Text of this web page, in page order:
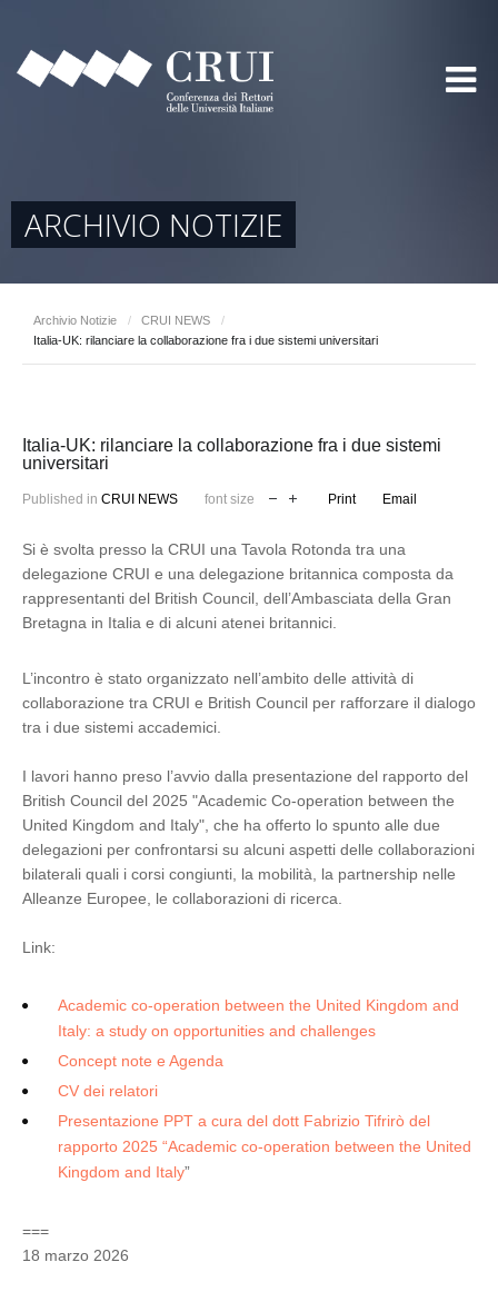
ARCHIVIO NOTIZIE
Archivio Notizie / CRUI NEWS
/
Italia-UK: rilanciare la collaborazione fra i due sistemi universitari
Italia-UK: rilanciare la collaborazione fra i due sistemi
universitari
Published in CRUI NEWS font size Print Email
Si è svolta presso la CRUI una Tavola Rotonda tra una
delegazione CRUI e una delegazione britannica composta da
rappresentanti del British Council, dell’Ambasciata della Gran
Bretagna in Italia e di alcuni atenei britannici.
L’incontro è stato organizzato nell’ambito delle attività di
collaborazione tra CRUI e British Council per rafforzare il dialogo
tra i due sistemi accademici.
I lavori hanno preso l’avvio dalla presentazione del rapporto del
British Council del 2025 "Academic Co-operation between the
United Kingdom and Italy", che ha offerto lo spunto alle due
delegazioni per confrontarsi su alcuni aspetti delle collaborazioni
bilaterali quali i corsi congiunti, la mobilità, la partnership nelle
Alleanze Europee, le collaborazioni di ricerca.
Link:
Academic co-operation between the United Kingdom and
Italy: a study on opportunities and challenges
Concept note e Agenda
CV dei relatori
Presentazione PPT a cura del dott Fabrizio Tifrirò del
rapporto 2025 “Academic co-operation between the United
Kingdom and Italy”
===
18 marzo 2026